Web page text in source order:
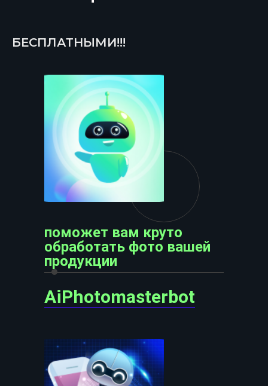
БЕСПЛАТНЫМИ!!!
поможет вам круто
обработать фото вашей
продукции
AiPhotomasterbot